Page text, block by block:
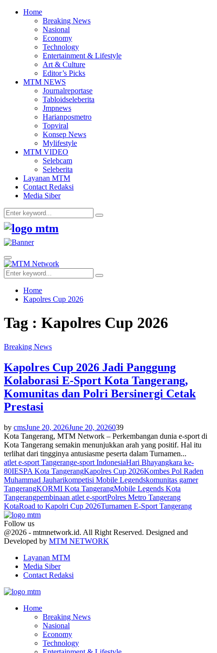
Home
Breaking News
Nasional
Economy
Technology
Entertainment & Lifestyle
Art & Culture
Editor’s Picks
MTM NEWS
Journalreportase
Tabloidseleberita
Jmpnews
Harianposmetro
Topviral
Konsep News
Mylifestyle
MTM VIDEO
Selebcam
Seleberita
Layanan MTM
Contact Redaksi
Media Siber
Search
for:
Search
Facebook
Twitter
Youtube
Primary
Menu
Search
for:
Search
Home
Kapolres Cup 2026
Tag : Kapolres Cup 2026
Breaking News
Kapolres Cup 2026 Jadi Panggung
Kolaborasi E-Sport Kota Tangerang,
Komunitas dan Polri Bersinergi Cetak
Prestasi
by cmsJune 20, 2026June 20, 2026039
Kota Tangerang, MTM Network – Perkembangan dunia e-sport di
Kota Tangerang semakin menunjukkan arah yang positif. Hal itu
terlihat dari tingginya antusiasme peserta dalam Turnamen...
atlet e-sport Tangerange-sport IndonesiaHari Bhayangkara ke-
80IESPA Kota TangerangKapolres Cup 2026Kombes Pol Raden
Muhammad Jauharikompetisi Mobile Legendskomunitas gamer
TangerangKORMI Kota TangerangMobile Legends Kota
Tangerangpembinaan atlet e-sportPolres Metro Tangerang
KotaRoad to Kapolri Cup 2026Turnamen E-Sport Tangerang
Follow us
Facebook
Twitter
Youtube
@2026 - mtmnetwork.id. All Right Reserved. Designed and
Developed by MTM NETWORK
Layanan MTM
Media Siber
Contact Redaksi
Home
Breaking News
Nasional
Economy
Technology